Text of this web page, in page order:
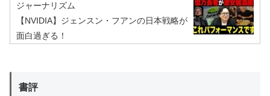
ジャーナリズム
【NVIDIA】ジェンスン・フアンの日本戦略が
面白過ぎる！
書評